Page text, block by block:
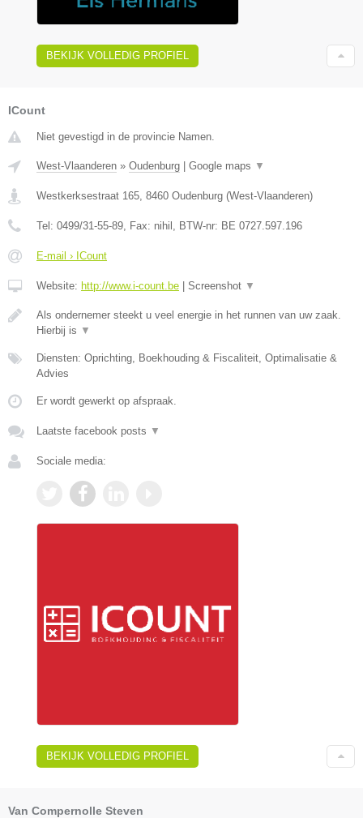
BEKIJK VOLLEDIG PROFIEL
ICount
Niet gevestigd in de provincie Namen.
West-Vlaanderen » Oudenburg Google maps ▼
Westkerksestraat 165, 8460 Oudenburg (West-Vlaanderen)
Tel: 0499/31-55-89, Fax: nihil , BTW-nr: BE 0727.597.196
E-mail › ICount
Website: http://www.i-count.be Screenshot ▼
Als ondernemer steekt u veel energie in het runnen van uw zaak.
Hierbij is ▼
Diensten: Oprichting, Boekhouding & Fiscaliteit, Optimalisatie &
Advies
Er wordt gewerkt op afspraak.
Laatste facebook posts ▼
Sociale media:
BEKIJK VOLLEDIG PROFIEL
Van Compernolle Steven